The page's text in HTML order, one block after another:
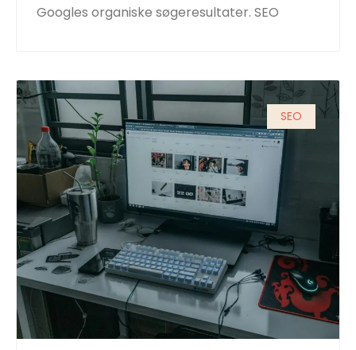
Googles organiske søgeresultater. SEO
SEO